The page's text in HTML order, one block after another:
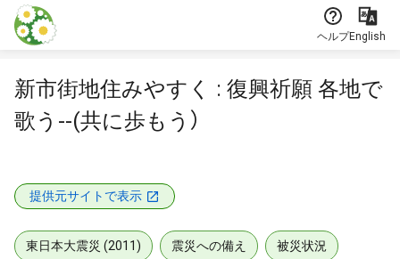
本文に飛ぶ
ヘルプEnglish
新市街地住みやすく : 復興祈願 各地で
歌う--(共に歩もう）
提供元サイトで表示
東日本大震災 (2011) 震災への備え 被災状況